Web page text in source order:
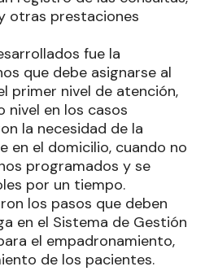
otras prestaciones
fue la
que debe asignarse al
primer nivel de atención,
nivel en los casos
la necesidad de la
en el domicilio, cuando no
programados y se
por un tiempo.
los pasos que deben
en el Sistema de Gestión
el empadronamiento,
de los pacientes.